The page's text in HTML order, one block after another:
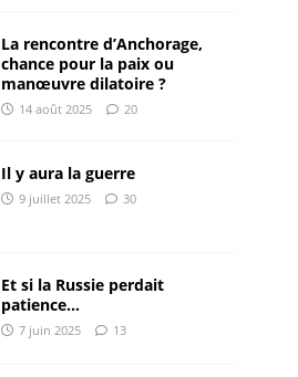
La rencontre d’Anchorage,
chance pour la paix ou
manœuvre dilatoire ?
14 août 2025 20
Il y aura la guerre
9 juillet 2025 30
Et si la Russie perdait
patience…
7 juin 2025 13